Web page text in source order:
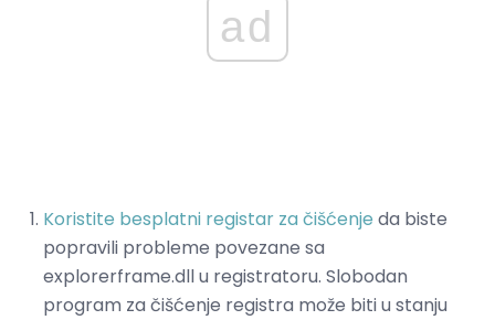
ad
Koristite besplatni registar za čišćenje da biste
popravili probleme povezane sa
explorerframe.dll u registratoru. Slobodan
program za čišćenje registra može biti u stanju